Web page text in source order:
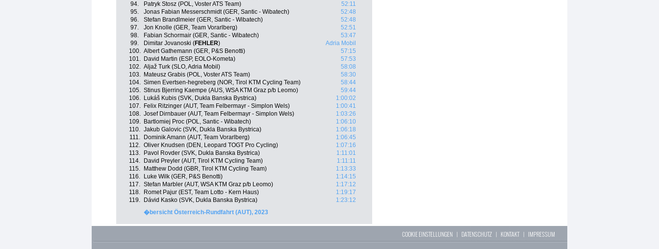
94.
Patryk Stosz (POL, Voster ATS Team)
52:11
95.
Jonas Fabian Messerschmidt (GER, Santic - Wibatech)
52:48
96.
Stefan Brandlmeier (GER, Santic - Wibatech)
52:48
97.
Jon Knolle (GER, Team Vorarlberg)
52:51
98.
Fabian Schormair (GER, Santic - Wibatech)
53:47
99.
Dimitar Jovanoski (FEHLER)
Adria Mobil
100. Albert Gathemann (GER, P&S Benotti)
57:15
101.
David Martin (ESP, EOLO-Kometa)
57:53
102. Aljaž Turk (SLO, Adria Mobil)
58:08
103.
Mateusz Grabis (POL, Voster ATS Team)
58:30
104. Simen Evertsen-hegreberg (NOR, Tirol KTM Cycling Team)
58:44
105. Stinus Bjerring Kaempe (AUS, WSA KTM Graz p/b Leomo)
59:44
106.
Lukáš Kubis (SVK, Dukla Banska Bystrica)
1:00:02
107.
Felix Ritzinger (AUT, Team Felbermayr - Simplon Wels)
1:00:41
108. Josef Dirnbauer (AUT, Team Felbermayr - Simplon Wels)
1:03:26
109.
Bartlomiej Proc (POL, Santic - Wibatech)
1:06:10
110. Jakub Galovic (SVK, Dukla Banska Bystrica)
1:06:18
111.
Dominik Amann (AUT, Team Vorarlberg)
1:06:45
112. Oliver Knudsen (DEN, Leopard TOGT Pro Cycling)
1:07:16
113.
Pavol Rovder (SVK, Dukla Banska Bystrica)
1:11:01
114.
David Preyler (AUT, Tirol KTM Cycling Team)
1:11:11
115.
Matthew Dodd (GBR, Tirol KTM Cycling Team)
1:13:33
116.
Luke Wilk (GER, P&S Benotti)
1:14:15
117. Stefan Marbler (AUT, WSA KTM Graz p/b Leomo)
1:17:12
118.
Romet Pajur (EST, Team Lotto - Kern Haus)
1:19:17
119.
Dávid Kasko (SVK, Dukla Banska Bystrica)
1:23:12
�bersicht Österreich-Rundfahrt (AUT), 2023
COOKIE EINSTELLUNGEN | DATENSCHUTZ | KONTAKT| IMPRESSUM